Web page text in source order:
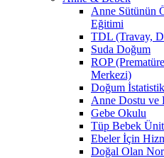
Anne Sütünün
Eğitimi
TDL (Travay,
Suda Doğum
ROP
Merkezi)
Doğum
Anne Dostu ve
Gebe Okulu
Tüp Bebek
Ebeler İçin
Doğal Olan